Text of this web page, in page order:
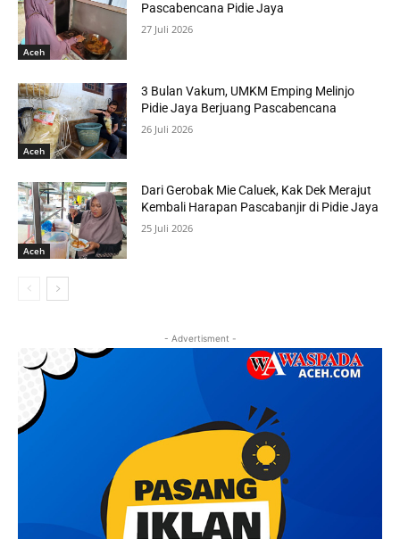
Aceh
Pascabencana Pidie Jaya
27 Juli 2026
Aceh
3 Bulan Vakum, UMKM Emping Melinjo
Pidie Jaya Berjuang Pascabencana
26 Juli 2026
Aceh
Dari Gerobak Mie Caluek, Kak Dek Merajut
Kembali Harapan Pascabanjir di Pidie Jaya
25 Juli 2026
- Advertisment -